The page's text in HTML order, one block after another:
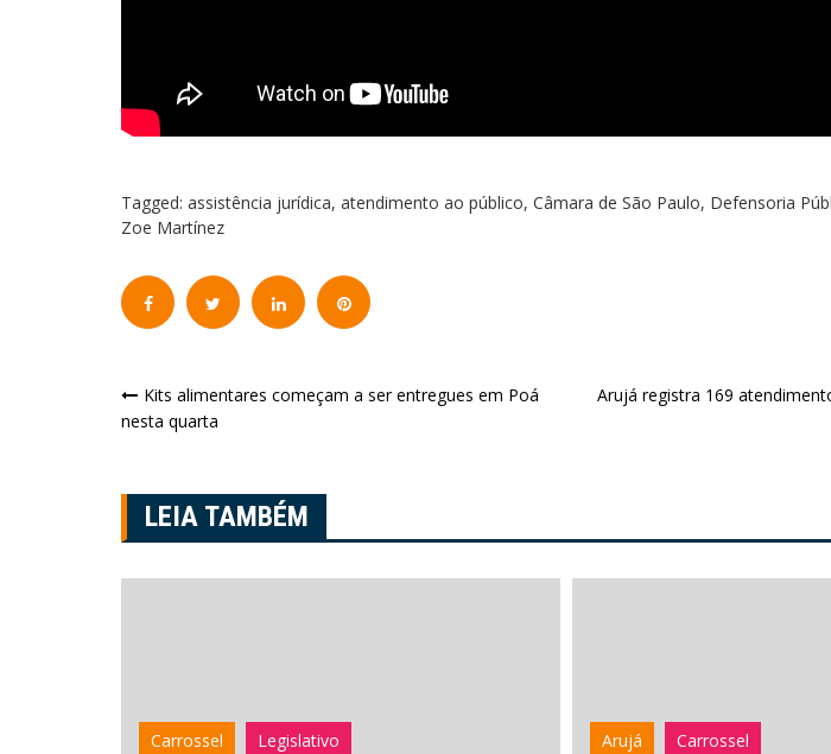
Tagged: assistência jurídica, atendimento ao público, Câmara de São Paulo, Defensoria
Zoe Martínez
Navegação
Post
Kits alimentares começam a ser entregues em Poá
nesta quarta
Arujá registra 169
LEIA TAMBÉM
Arujá Carrossel Carrossel Ferraz de